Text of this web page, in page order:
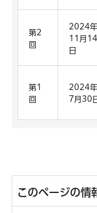
第2
回
2024年
11月14
日
第1
回
2024年
7月30
このページの情